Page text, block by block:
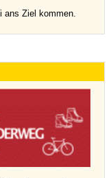
ans Ziel kommen.